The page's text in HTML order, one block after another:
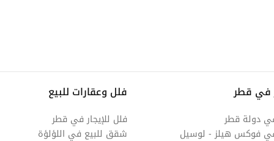
في قطر
دولة قطر
فوكس هيلز - لوسيل
فلل وعقارات للبيع
فلل للإيجار في قطر
شقق للبيع في اللؤلؤة